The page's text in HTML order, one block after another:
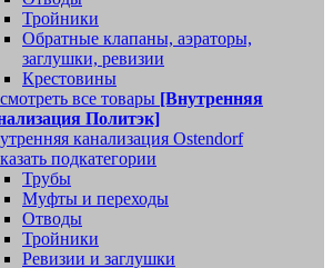
Тройники
Обратные клапаны, аэраторы,
заглушки, ревизии
Крестовины
все товары [Внутренняя
Политэк]
канализация Ostendorf
подкатегории
Трубы
Муфты и переходы
Отводы
Тройники
Ревизии и заглушки